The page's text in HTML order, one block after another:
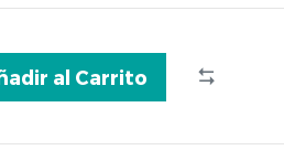
al Carrito